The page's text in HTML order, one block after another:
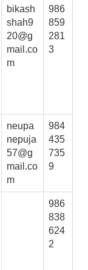
bikash
shah9
20@g
mail.co
m
986
859
281
3
neupa
nepuja
57@g
mail.co
m
984
435
735
9
986
838
624
2